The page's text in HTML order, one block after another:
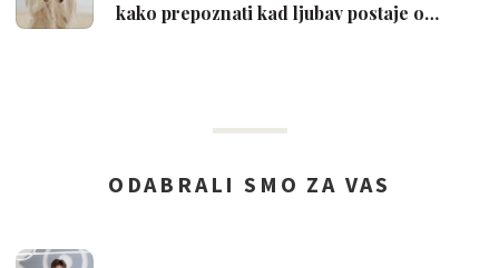
kako prepoznati kad ljubav postaje o…